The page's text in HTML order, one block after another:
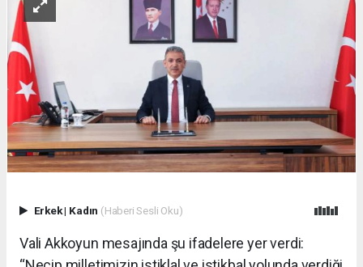
Erkek| Kadın (Haberi Sesli Oku)
Vali Akkoyun mesajında şu ifadelere yer verdi: